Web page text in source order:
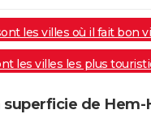
les villes où il fait bon
les villes les plus
superficie de Hem-